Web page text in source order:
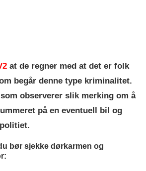
at de regner med at det er folk
begår denne type kriminalitet.
observerer slik merking om å
på en eventuell bil og
bør sjekke dørkarmen og